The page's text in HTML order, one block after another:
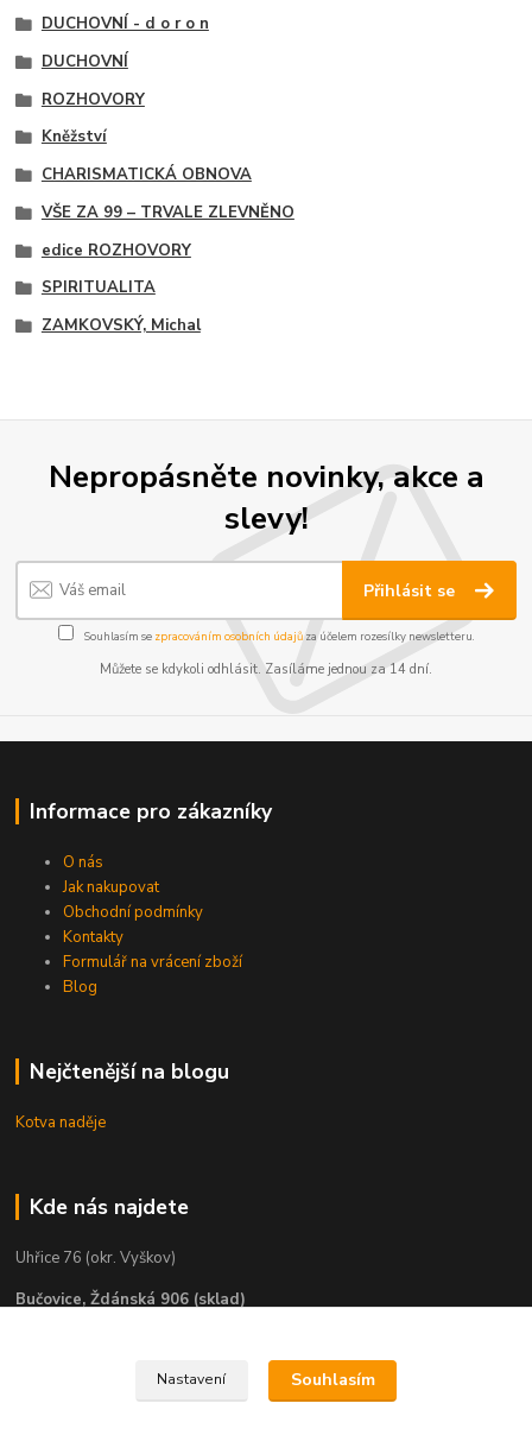
DUCHOVNÍ - d o r o n
DUCHOVNÍ
ROZHOVORY
Kněžství
CHARISMATICKÁ OBNOVA
VŠE ZA 99 – TRVALE ZLEVNĚNO
edice ROZHOVORY
SPIRITUALITA
ZAMKOVSKÝ, Michal
Nepropásněte novinky, akce a
slevy!
Přihlásit se
Souhlasím se zpracováním osobních údajůza účelem rozesílky newsletteru.
Můžete se kdykoli odhlásit. Zasíláme jednou za 14 dní.
Informace pro zákazníky
O nás
Jak nakupovat
Obchodní podmínky
Kontakty
Formulář na vrácení zboží
Blog
Nejčtenější na blogu
Kotva naděje
Kde nás najdete
Uhřice 76 (okr. Vyškov)
Bučovice, Ždánská 906 (sklad)
České Budějovice, U Černé věže 71/4
Nastavení Souhlasím